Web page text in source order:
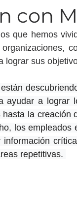
con
que hemos
lograr sus
ayudar a
la
los
repetitivas.